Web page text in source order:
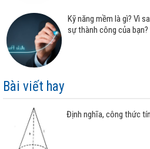
Kỹ năng mềm là gì? Vì
sự thành công của bạn?
Bài viết hay
Định nghĩa, công thức